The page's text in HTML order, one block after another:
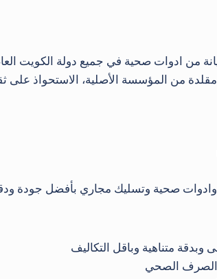
من المؤسسة الأصلية، الاستحواذ على
صحية وتسليك مجاري بأفضل جودة
متناهية وباقل التكاليف
الصرف الصحي